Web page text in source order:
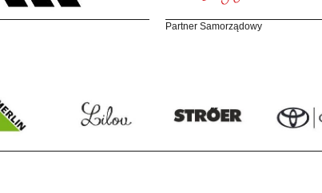
Partner Samorządowy